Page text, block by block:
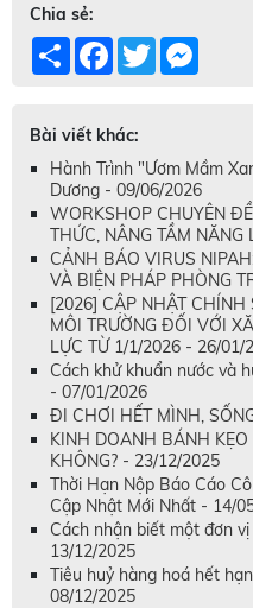
Chia sẻ:
Share Facebook
Twitter
Bài viết khác:
Hành Trình "Ươm Mầm
Dương - 09/06/2026
WORKSHOP CHUYÊN
THỨC, NÂNG TẦM
CẢNH BÁO VIRUS
VÀ BIỆN PHÁP PHÒNG
[2026] CẬP NHẬT
MÔI TRƯỜNG ĐỐI VỚI
LỰC TỪ 1/1/2026 - 26/01/
Cách khử khuẩn nước và
- 07/01/2026
ĐI CHƠI HẾT MÌNH,
KINH DOANH BÁNH
KHÔNG? - 23/12/2025
Thời Hạn Nộp Báo Cáo
Cập Nhật Mới Nhất - 14/
Cách nhận biết một đơn
13/12/2025
Tiêu huỷ hàng hoá hết
08/12/2025